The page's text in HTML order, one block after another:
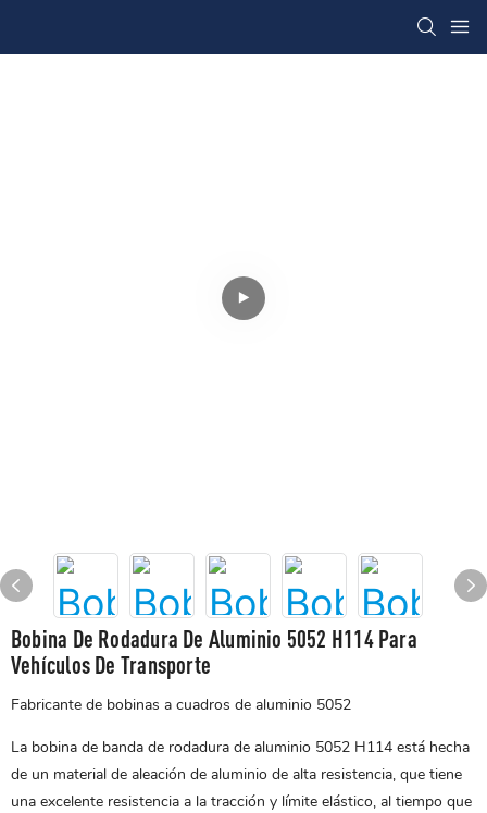
Bobina De Rodadura De Aluminio 5052 H114 Para
Vehículos De Transporte
Fabricante de bobinas a cuadros de aluminio 5052
La bobina de banda de rodadura de aluminio 5052 H114 está hecha
de un material de aleación de aluminio de alta resistencia, que tiene
una excelente resistencia a la tracción y límite elástico, al tiempo que